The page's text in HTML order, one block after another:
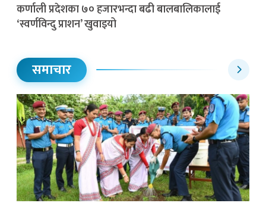
कर्णाली प्रदेशका ७० हजारभन्दा बढी बालबालिकालाई
‘स्वर्णविन्दु प्राशन’ खुवाइयो
समाचार